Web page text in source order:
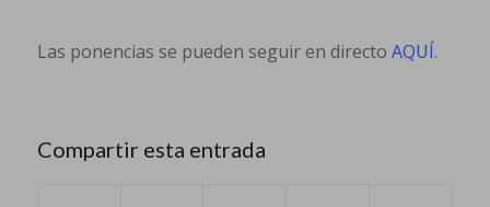
Las ponencias se pueden seguir en directo AQUÍ.
Compartir esta entrada